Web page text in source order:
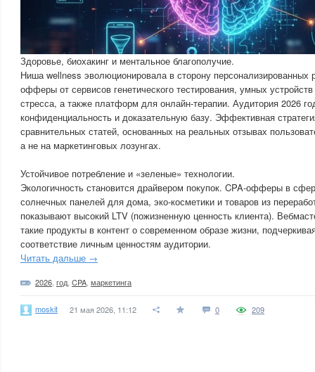
Здоровье, биохакинг и ментальное благополучие.
Ниша wellness эволюционировала в сторону
офферы от сервисов генетического тестирования, умных
стресса, а также платформ для онлайн-терапии. Аудитория 2026
конфиденциальность и доказательную базу. Эффективная
сравнительных статей, основанных на реальных отзывах
а не на маркетинговых лозунгах.
Устойчивое потребление и «зеленые» технологии.
Экологичность становится драйвером покупок. CPA-офферы в
солнечных панелей для дома, эко-косметики и товаров из
показывают высокий LTV (пожизненную ценность клиента).
такие продукты в контент о современном образе жизни,
соответствие личным ценностям аудитории.
Читать дальше →
2026 год CPA маркетинга
moskit 21 мая 2026, 11:12 0 209